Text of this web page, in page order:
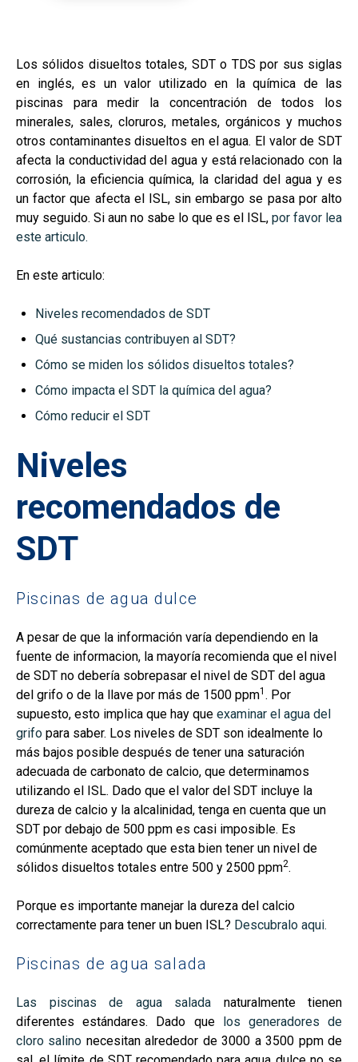
Los sólidos disueltos totales, SDT o TDS por sus siglas
en inglés, es un valor utilizado en la química de las
piscinas para medir la concentración de todos los
minerales, sales, cloruros, metales, orgánicos y muchos
otros contaminantes disueltos en el agua. El valor de SDT
afecta la conductividad del agua y está relacionado con la
corrosión, la eficiencia química, la claridad del agua y es
un factor que afecta el ISL, sin embargo se pasa por alto
muy seguido. Si aun no sabe lo que es el ISL, por favor lea
este articulo.
En este articulo:
Niveles recomendados de SDT
Qué sustancias contribuyen al SDT?
Cómo se miden los sólidos disueltos totales?
Cómo impacta el SDT la química del agua?
Cómo reducir el SDT
Niveles
recomendados de
SDT
Piscinas de agua dulce
A pesar de que la información varía dependiendo en la
fuente de informacion, la mayoría recomienda que el nivel
de SDT no debería sobrepasar el nivel de SDT del agua
del grifo o de la llave por más de 1500 ppm1 . Por
supuesto, esto implica que hay que examinar el agua del
grifo para saber. Los niveles de SDT son idealmente lo
más bajos posible después de tener una saturación
adecuada de carbonato de calcio, que determinamos
utilizando el ISL. Dado que el valor del SDT incluye la
dureza de calcio y la alcalinidad, tenga en cuenta que un
SDT por debajo de 500 ppm es casi imposible. Es
comúnmente aceptado que esta bien tener un nivel de
sólidos disueltos totales entre 500 y 2500 ppm2.
Porque es importante manejar la dureza del calcio
correctamente para tener un buen ISL? Descubralo aqui.
Piscinas de agua salada
Las piscinas de agua salada naturalmente tienen
diferentes estándares. Dado que
los generadores de
cloro salino necesitan alrededor de 3000 a 3500 ppm de